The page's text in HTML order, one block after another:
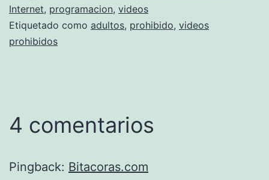
Internet, programacion, videos
Etiquetado como adultos, prohibido, videos
prohibidos
4 comentarios
Pingback: Bitacoras.com